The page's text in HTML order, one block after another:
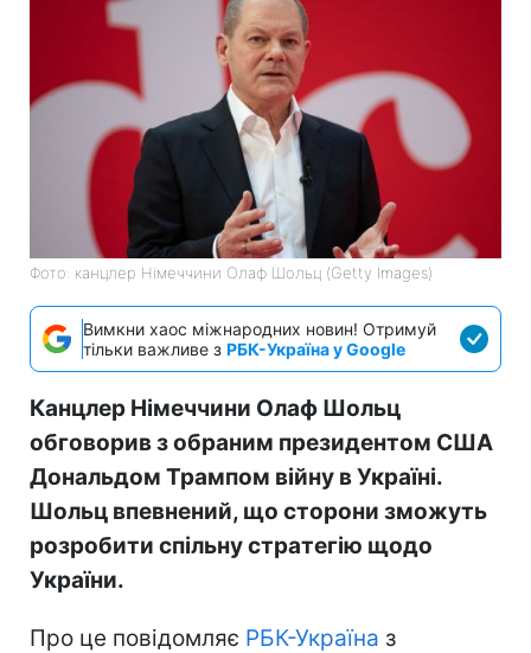
Фото: канцлер Німеччини Олаф Шольц (Getty Images)
Вимкни хаос міжнародних новин! Отримуй
тільки важливе з РБК-Україна у Google
Канцлер Німеччини Олаф Шольц
обговорив з обраним президентом США
Дональдом Трампом війну в Україні.
Шольц впевнений, що сторони зможуть
розробити спільну стратегію щодо
України.
Про це повідомляє РБК-Україна з